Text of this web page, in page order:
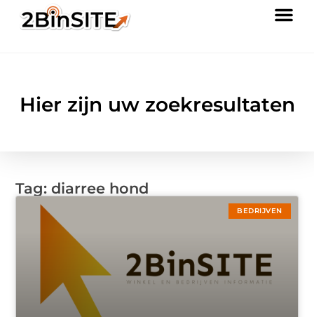
Hier zijn uw zoekresultaten
Tag: diarree hond
BEDRIJVEN